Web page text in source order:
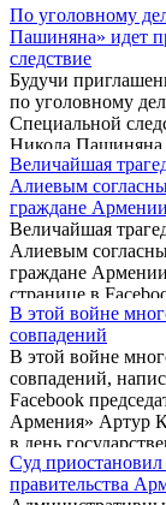
партии «Одна
представил
действующими
преступлении.
По уголовному
Пашиняна» идет
следствие
Будучи
по уголовному
Специальной
Никола Пашиняна,
неопровержимые
измены,
и группой других
лиц, в результате
которых
Пашиняна и
лиц – лишь
своей странице в
партии «Единая
Величайшая
Алиевым
граждане Армении
Величайшая
Алиевым
граждане
странице в
«Единая
В этой войне
совпадений
В этой войне
совпадений,
Facebook
Армения» Артур
в день
Азербайджана
день рождения
Суд
правительства